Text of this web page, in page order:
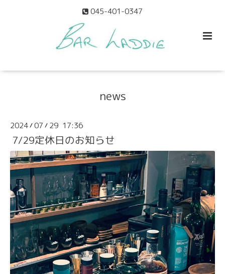
045-401-0347
news
2024/07 / 29 17:36
7/29定休日のお知らせ